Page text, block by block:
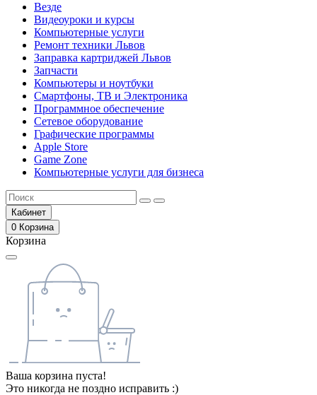
Везде
Видеоуроки и курсы
Компьютерные услуги
Ремонт техники Львов
Заправка картриджей Львов
Запчасти
Компьютеры и ноутбуки
Смартфоны, ТВ и Электроника
Программное обеспечение
Сетевое оборудование
Графические программы
Apple Store
Game Zone
Компьютерные услуги для бизнеса
Кабинет
0 Корзина
Корзина
Ваша корзина пуста!
Это никогда не поздно исправить :)